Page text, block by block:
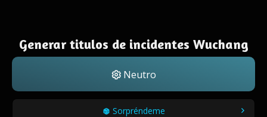
Generar titulos de incidentes Wuchang
Neutro
Sorpréndeme